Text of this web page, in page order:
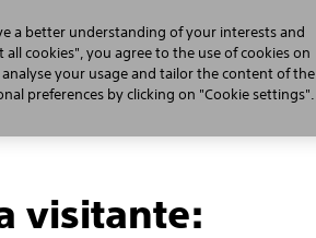
visitante:
¿Cómo se trata la fibrilación auricular?
a better understanding of your interests and
cookies", you agree to the use of cookies on
your usage and tailor the content of the
preferences by clicking on "Cookie settings".